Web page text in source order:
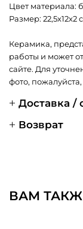
Цвет материала:
Размер: 22,5х12х2
Керамика,
работы и может
сайте. Для
фото,
Доставка /
Возврат
ВАМ